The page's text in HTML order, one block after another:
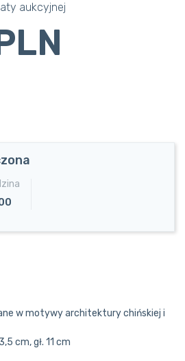
aukcyjnej
w motywy architektury chińskiej i
cm, gł. 11 cm